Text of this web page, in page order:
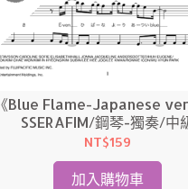
《Blue Flame-Japanese
SSERAFIM/鋼琴-獨奏/中
NT$159
加入購物車